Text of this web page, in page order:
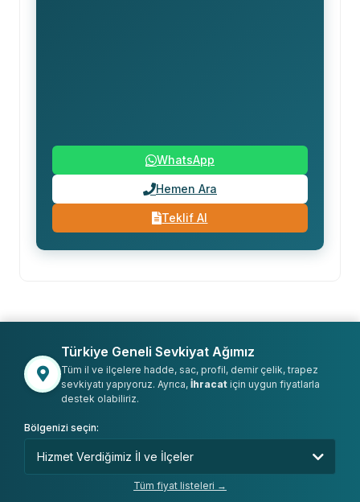
WhatsApp
Hemen Ara
Teklif Al
Türkiye Geneli Sevkiyat Ağımız
Tüm il ve ilçelere hadde, sac, profil, demir çelik, trapez
sevkiyatı yapıyoruz. Ayrıca, İhracat için uygun fiyatlarla
destek olabiliriz.
Bölgenizi seçin:
Tüm fiyat listeleri →